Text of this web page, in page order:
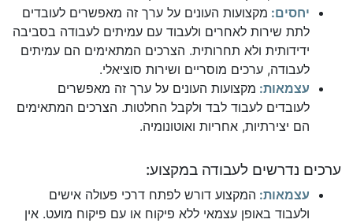
יחסים: מקצועות העונים על ערך זה מאפשרים לעובדים
לתת שירות לאחרים ולעבוד עם עמיתים לעבודה בסביבה
ידידותית ולא תחרותית. הצרכים המתאימים הם עמיתים
לעבודה, ערכים מוסריים ושירות סוציאלי.
עצמאות: מקצועות העונים על ערך זה מאפשרים
לעובדים לעבוד לבד ולקבל החלטות. הצרכים המתאימים
הם יצירתיות, אחריות ואוטונומיה.
ערכים נדרשים לעבודה במקצוע:
עצמאות: המקצוע דורש לפתח דרכי פעולה אישים
ולעבוד באופן עצמאי ללא פיקוח או עם פיקוח מועט. אין